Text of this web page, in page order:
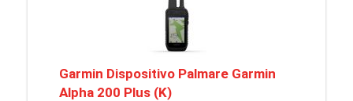
Garmin Dispositivo Palmare Garmin
Alpha 200 Plus (K)